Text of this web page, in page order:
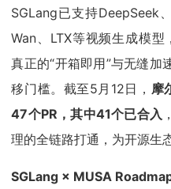
SGLang已支持DeepSeek
Wan、LTX等视频生成模
真正的“开箱即用”与无缝加
移门槛。截至5月12日， 摩
47个PR，其中41个已合入
理的全链路打通，为开源生
SGLang × MUSA